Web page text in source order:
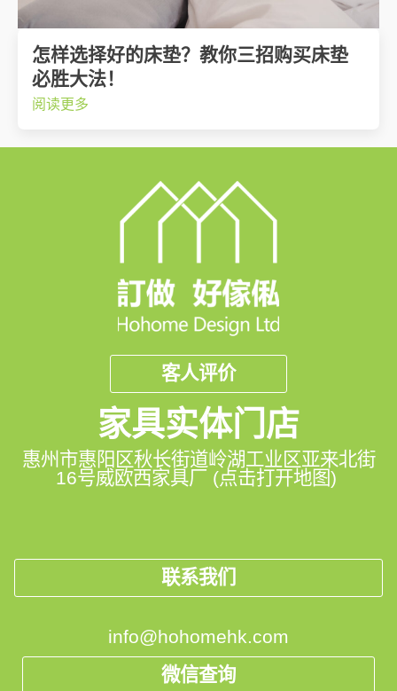
怎样选择好的床垫？教你三招购买床垫
必胜大法！
阅读更多
客人评价
家具实体门店
惠州市惠阳区秋长街道岭湖工业区亚来北街
16号威欧西家具厂 (点击打开地图)
联系我们
info@hohomehk.com
微信查询